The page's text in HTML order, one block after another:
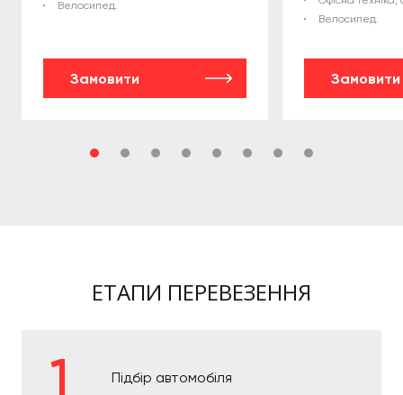
Велосипед.
Замовити
Велосипед.
Замовити
ЕТАПИ ПЕРЕВЕЗЕННЯ
Підбір автомобіля